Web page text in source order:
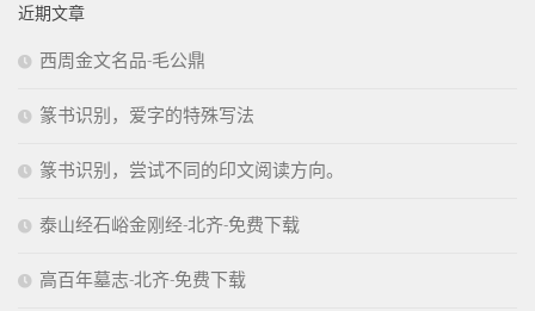
近期文章
西周金文名品-毛公鼎
篆书识别，爱字的特殊写法
篆书识别，尝试不同的印文阅读方向。
泰山经石峪金刚经-北齐-免费下载
高百年墓志-北齐-免费下载